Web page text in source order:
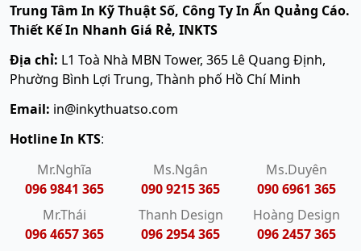
Trung Tâm In Kỹ Thuật Số, Công Ty In Ấn Quảng Cáo.
Thiết Kế In Nhanh Giá Rẻ, INKTS
Địa chỉ: L1 Toà Nhà MBN Tower, 365 Lê Quang Định,
Phường Bình Lợi Trung, Thành phố Hồ Chí Minh
Email: in@inkythuatso.com
Hotline In KTS:
Mr.Nghĩa
096 9841 365
Ms.Ngân
090 9215 365
Ms.Duyên
090 6961 365
Mr.Thái
096 4657 365
Thanh Design
096 2954 365
Hoàng Design
096 2457 365